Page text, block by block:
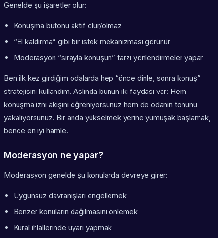
Genelde şu işaretler olur:
Konuşma butonu aktif olur/olmaz
“El kaldırma” gibi bir istek mekanizması görünür
Moderasyon “sırayla konuşun” tarzı yönlendirmeler yapar
Ben ilk kez girdiğim odalarda hep “önce dinle, sonra konuş”
stratejisini kullandım. Aslında bunun iki faydası var: Hem
konuşma izni akışını öğreniyorsunuz hem de odanın tonunu
yakalıyorsunuz. Bir anda yükselmek yerine yumuşak başlamak,
bence en iyi hamle.
Moderasyon ne yapar?
Moderasyon genelde şu konularda devreye girer:
Uygunsuz davranışları engellemek
Benzer konuların dağılmasını önlemek
Kural ihlallerinde uyarı yapmak